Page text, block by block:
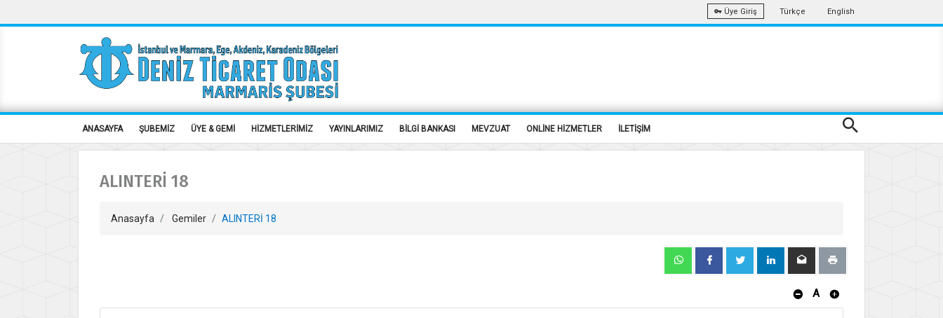
Üye Giriş Türkçe English
ANASAYFA ŞUBEMİZ ÜYE & GEMİ HİZMETLERİMİZ YAYINLARIMIZ BİLGİ BANKASI MEVZUAT ONLİNE HİZMETLER İLETİŞİM
ALINTERİ 18
Anasayfa Gemiler ALINTERİ 18
A